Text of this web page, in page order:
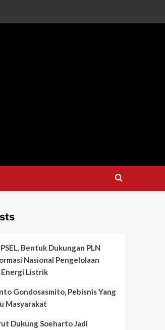
Bentuk Dukungan PLN
Nasional Pengelolaan
Energi Listrik
Gondosasmito, Pebisnis Yang
Masyarakat
Dukung Soeharto Jadi